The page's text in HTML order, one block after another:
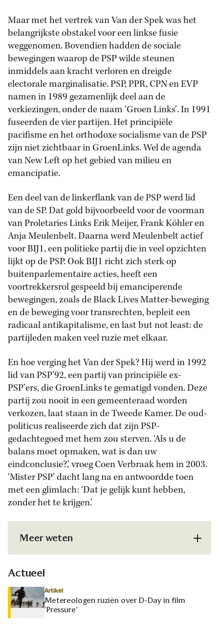
Maar met het vertrek van Van der Spek was het
belangrijkste obstakel voor een linkse fusie
weggenomen. Bovendien hadden de sociale
bewegingen waarop de PSP wilde steunen
inmiddels aan kracht verloren en dreigde
electorale marginalisatie. PSP, PPR, CPN en EVP
namen in 1989 gezamenlijk deel aan de
verkiezingen, onder de naam ‘Groen Links’. In 1991
fuseerden de vier partijen. Het principiële
pacifisme en het orthodoxe socialisme van de PSP
zijn niet zichtbaar in GroenLinks. Wel de agenda
van New Left op het gebied van milieu en
emancipatie.
Een deel van de linkerflank van de PSP werd lid
van de SP. Dat gold bijvoorbeeld voor de voorman
van Proletaries Links Erik Meijer, Frank Köhler en
Anja Meulenbelt. Daarna werd Meulenbelt actief
voor BIJ1, een politieke partij die in veel opzichten
lijkt op de PSP. Ook BIJ1 richt zich sterk op
buitenparlementaire acties, heeft een
voortrekkersrol gespeeld bij emanciperende
bewegingen, zoals de Black Lives Matter-beweging
en de beweging voor transrechten, bepleit een
radicaal antikapitalisme, en last but not least: de
partijleden maken veel ruzie met elkaar.
En hoe verging het Van der Spek? Hij werd in 1992
lid van PSP’92, een partij van principiële ex-
PSP’ers, die GroenLinks te gematigd vonden. Deze
partij zou nooit in een gemeenteraad worden
verkozen, laat staan in de Tweede Kamer. De oud-
politicus realiseerde zich dat zijn PSP-
gedachtegoed met hem zou sterven. ‘Als u de
balans moet opmaken, wat is dan uw
eindconclusie?,’ vroeg Coen Verbraak hem in 2003.
‘Mister PSP’ dacht lang na en antwoordde toen
met een glimlach:‘Dat je gelijk kunt hebben,
zonder het te krijgen.’
Meer weten
Actueel
Artikel
Metereologen ruziën over D-Day in film
‘Pressure’